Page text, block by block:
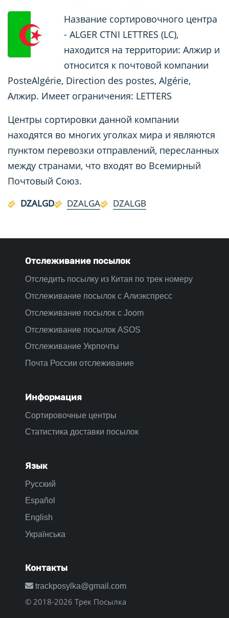
Название сортировочного центра
- ALGER CTNI LETTRES (LC),
находится на территории: Алжир и
относится к почтовой компании
PosteAlgérie, Direction des postes, Algérie,
Алжир. Имеет ограничения: LETTERS
Центры сортировки данной компании
находятся во многих уголках мира и являются
пунктом перевозки отправлений, пересланных
между странами, что входят во Всемирный
Почтовый Союз.
DZALGD DZALGA DZALGB
Отслеживание посылок
Отследить посылку из Китая по трек номеру
Отслеживание посылок с Алиэкспресс
Отслеживание посылок с Joom
Отслеживание посылок ASOS
Отслеживание Укрпочты
Почта России отслеживание
Информация
Сортировочные центры
Статистика доставки посылок
Язык
Русский
Español
English
Українська
Контакты
trackposylka@gmail.com
© 2018-2026 Трек Посылка